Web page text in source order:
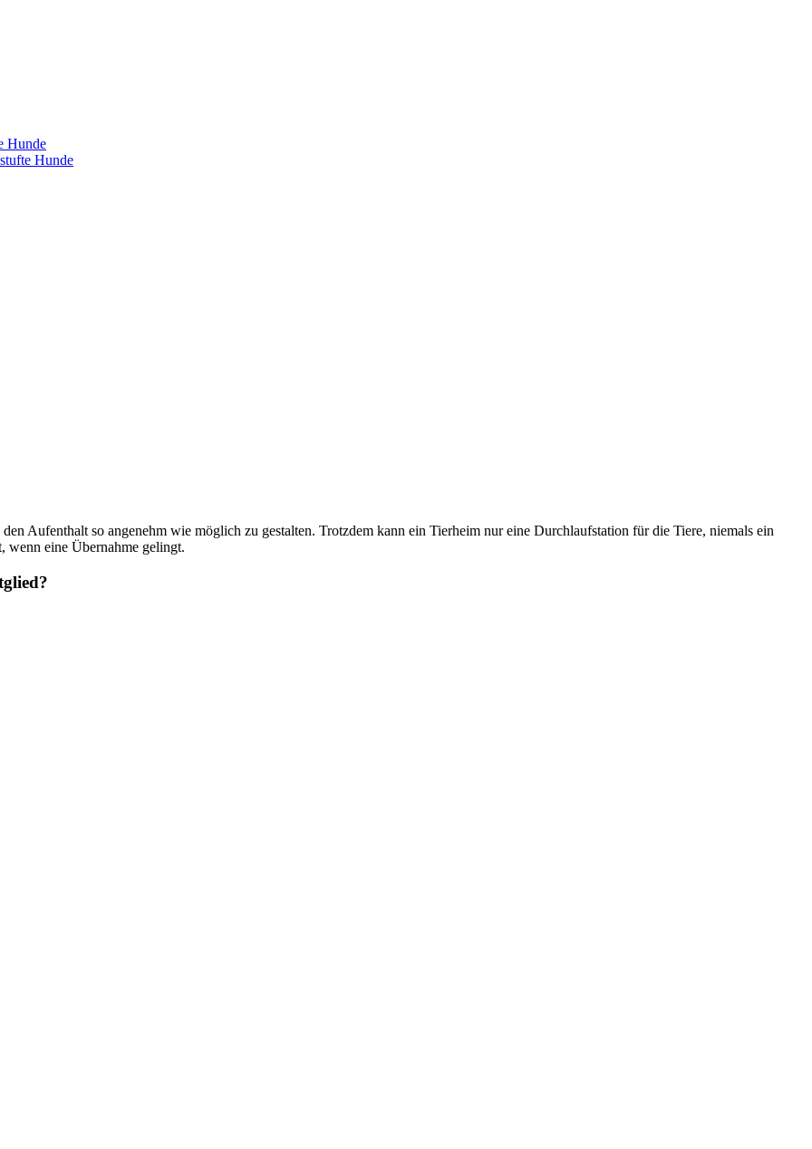
Hunde
Hunde
Aufenthalt so angenehm wie möglich zu gestalten. Trotzdem kann ein Tierheim nur eine Durchlaufstation für die Tiere, niemals ein
wenn eine Übernahme gelingt.